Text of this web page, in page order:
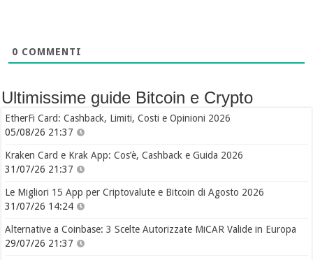
0 COMMENTI
Ultimissime guide Bitcoin e Crypto
EtherFi Card: Cashback, Limiti, Costi e Opinioni 2026
05/08/26 21:37
Kraken Card e Krak App: Cos’è, Cashback e Guida 2026
31/07/26 21:37
Le Migliori 15 App per Criptovalute e Bitcoin di Agosto 2026
31/07/26 14:24
Alternative a Coinbase: 3 Scelte Autorizzate MiCAR Valide in Europa
29/07/26 21:37